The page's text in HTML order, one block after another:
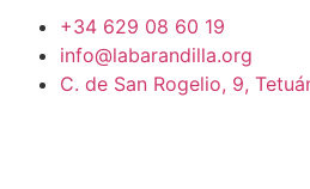
+34 629 08 60 19
info@labarandilla.org
C. de San Rogelio, 9,